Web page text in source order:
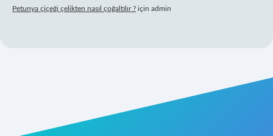
Petunya çiçeği çelikten nasıl çoğaltılır ? için admin